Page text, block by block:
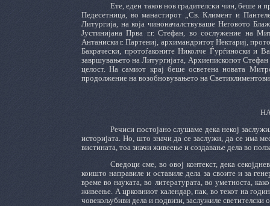
Ете, еден таков нов градителски чин, беше и
Педесетница, во манастирот „Св. Климент и
Литургија, на која чиноначалствуваше Неговото
Јустинијана Прва г.г. Стефан, во сослужение на
Антаниски г. Партениј, архимандритот Нектариј,
Бакрачески, протоѓаконите Николче Ѓурѓиноски и
завршувањето на Литургијата, Архиепископот Стефан
целост. На самиот крај беше осветена новата
продолжение на возобновувањето на
Речиси постојано слушаме дека некој
историјата. Но, што значи да се заслужи, да се има
вистината, тоа значи живеење и создавање дела во
Сведоци сме, во овој контекст, дека
коишто направиле и оставиле дела за своите и за
време во науката, во литературата, во уметноста,
живеење. А црковниот календар, пак, во текот на
човекољубиви дела и подвизи, заслужиле светителски